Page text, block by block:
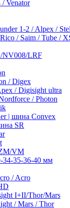
Venator
1-2 / Alpex /
/ Saim / Tube /
NV008/LRF
/ Digex
/ Digisight ultra
/ Photon
| шина Convex
SR
VM
34-35-36-40 мм
/ Acro
I+II/Thor/Mars
/ Mars / Thor